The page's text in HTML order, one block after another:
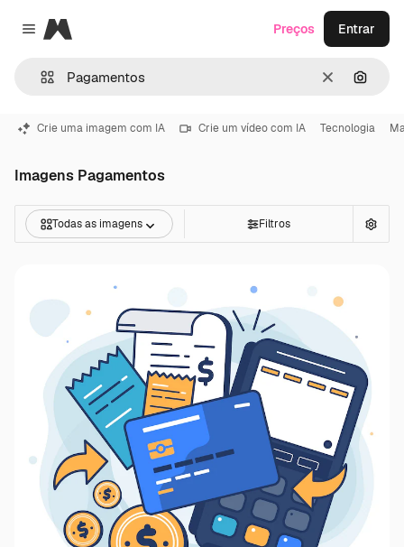
Close menu
Magnific
Limpar
Preços Entrar
Crie uma imagem com IA Crie um vídeo com IA Tecnologia
Imagens Pagamentos
Todas as imagens Filtros